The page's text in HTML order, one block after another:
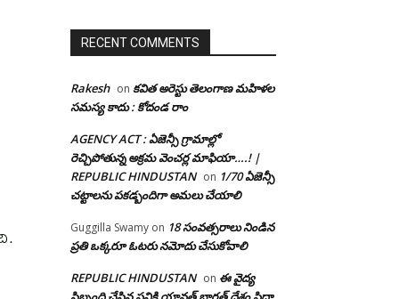
RECENT COMMENTS
Rakesh on కవిత అరెస్టు తెలంగాణ మహిళల
సమస్య కాదు : కోదండ రాం
AGENCY ACT : ఏజెన్సీ గ్రామాల్లో
రెచ్చిపోతున్న అక్రమ వెంచర్ల మాఫియా….! |
REPUBLIC HINDUSTAN on 1/70 ఏజెన్సీ
చట్టాలను పకడ్బందిగా అమలు చేయాలి
Guggilla Swamy on 18 సంవత్సరాలు నిండిన
ప్రతి ఒక్కరూ ఓటరు నమోదు చేసుకోవాలి
REPUBLIC HINDUSTAN on ఈ వైద్య